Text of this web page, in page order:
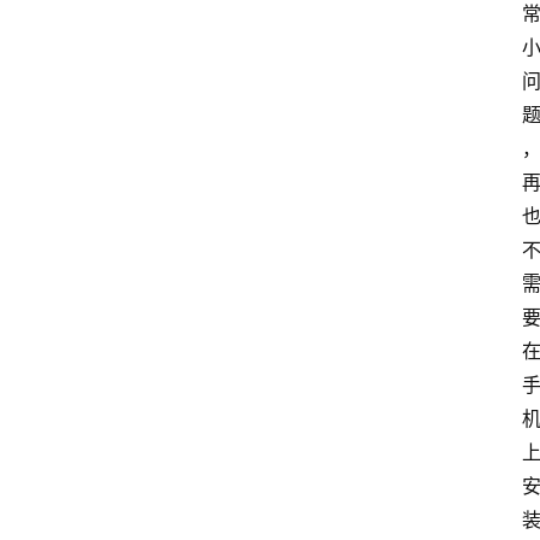
常
小
问
题
，
再
也
不
需
要
在
手
机
上
安
装